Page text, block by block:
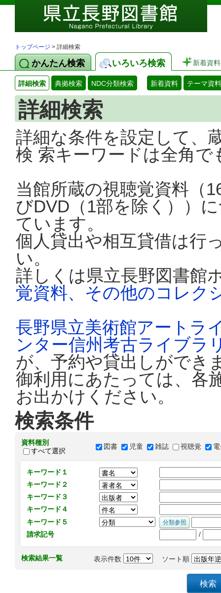
トップページ > 詳細検索
かんたん検索 いろいろ検索 新着資料
詳細検索 典拠検索 NDC分類検索 新着資料 テーマ資料
詳細検索
詳細な条件を設定して、
検 索キーワードは全角
当館所蔵の視聴覚資料（
びDVD（1部を除く））
ています。
個人貸出や相互貸借は行
い。
詳しくは県立長野図書館
覚資料、その他のコレク
長野県立美術館アートラ
ンター信州考古ライブラ
が、予約や貸出しができ
御利用にあたっては、各
お出かけください。
検索条件
資料種別
すべて選択
図書 児童 雑誌 視聴覚
キーワード１
キーワード２
キーワード３
キーワード４
キーワード５
請求記号
/
検索結果一覧 表示件数 ソート順